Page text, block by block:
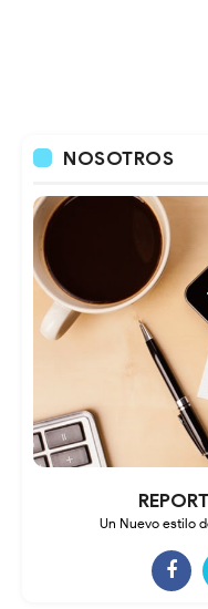
NOSOTROS
Un Nuevo estilo